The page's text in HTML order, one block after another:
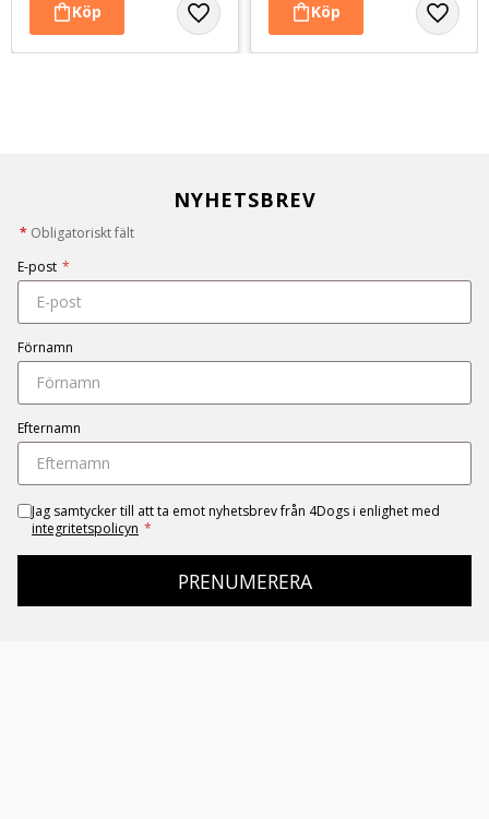
NYHETSBREV
* Obligatoriskt fält
E-post *
Förnamn
Efternamn
Jag samtycker till att ta emot nyhetsbrev från 4Dogs i enlighet med
integritetspolicyn *
PRENUMERERA